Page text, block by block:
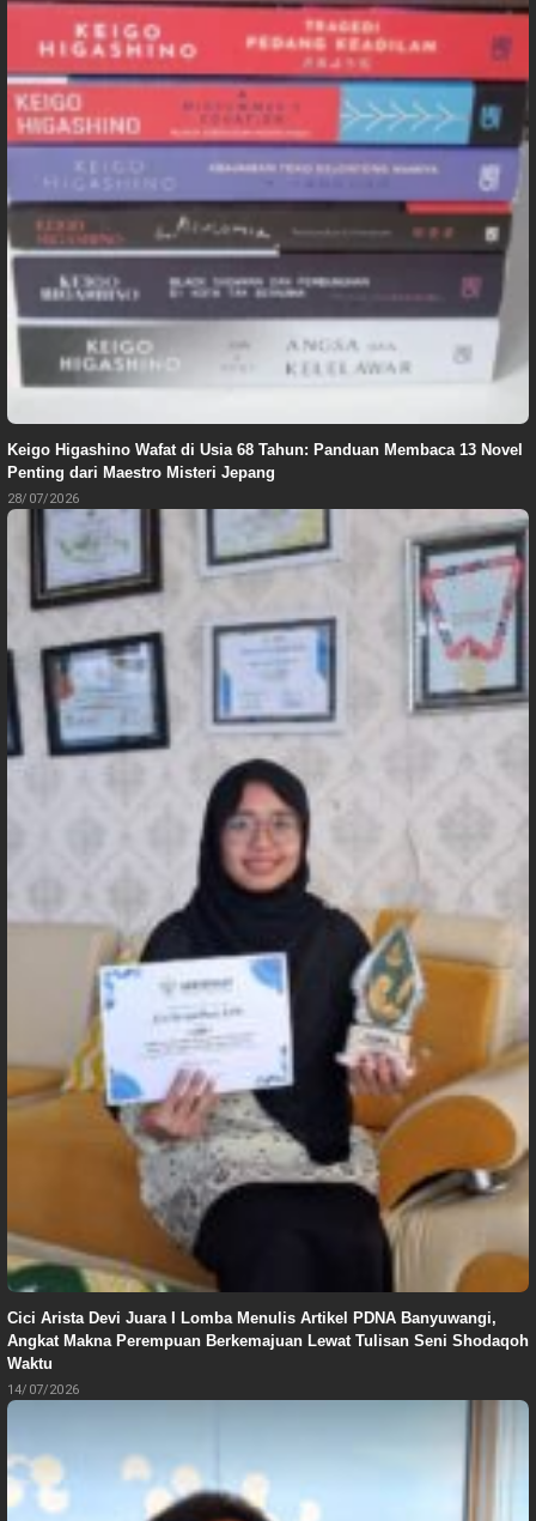
Keigo Higashino Wafat di Usia 68 Tahun: Panduan Membaca 13 Novel
Penting dari Maestro Misteri Jepang
28/07/2026
Cici Arista Devi Juara I Lomba Menulis Artikel PDNA Banyuwangi,
Angkat Makna Perempuan Berkemajuan Lewat Tulisan Seni Shodaqoh
Waktu
14/07/2026